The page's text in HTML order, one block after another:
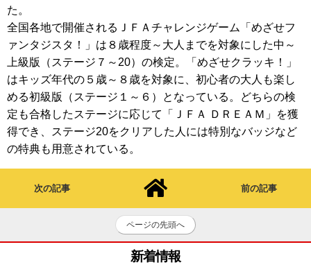
た。
全国各地で開催されるＪＦＡチャレンジゲーム「めざせフ
ァンタジスタ！」は８歳程度～大人までを対象にした中～
上級版（ステージ７～20）の検定。「めざせクラッキ！」
はキッズ年代の５歳～８歳を対象に、初心者の大人も楽し
める初級版（ステージ１～６）となっている。どちらの検
定も合格したステージに応じて「ＪＦＡ ＤＲＥＡＭ」を獲
得でき、ステージ20をクリアした人には特別なバッジなど
の特典も用意されている。
次の記事 前の記事
ページの先頭へ
新着情報